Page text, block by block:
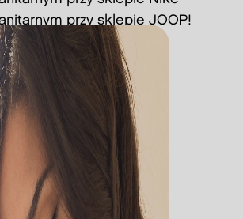
przy sklepie JOOP!